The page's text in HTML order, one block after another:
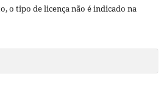
o tipo de licença não é indicado na